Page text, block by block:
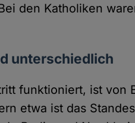
den Katholiken
unterschiedlich
funktioniert, ist von
etwa ist das